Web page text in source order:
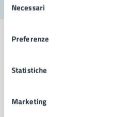
delNecessari
Preferenze
Statistiche
Marketing
Comune di Napoli
AMMINISTRAZIONE